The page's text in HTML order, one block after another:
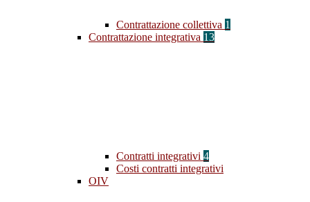
Contrattazione collettiva 1
Contrattazione integrativa 13
Contratti integrativi 4
Costi contratti integrativi
OIV